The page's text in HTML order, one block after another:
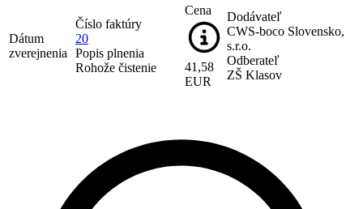
Dátum
zverejnenia
Číslo faktúry
20
Popis plnenia
Rohože čistenie
Cena
41,58
EUR
Dodávateľ
CWS-boco Slovensko,
s.r.o.
Odberateľ
ZŠ Klasov